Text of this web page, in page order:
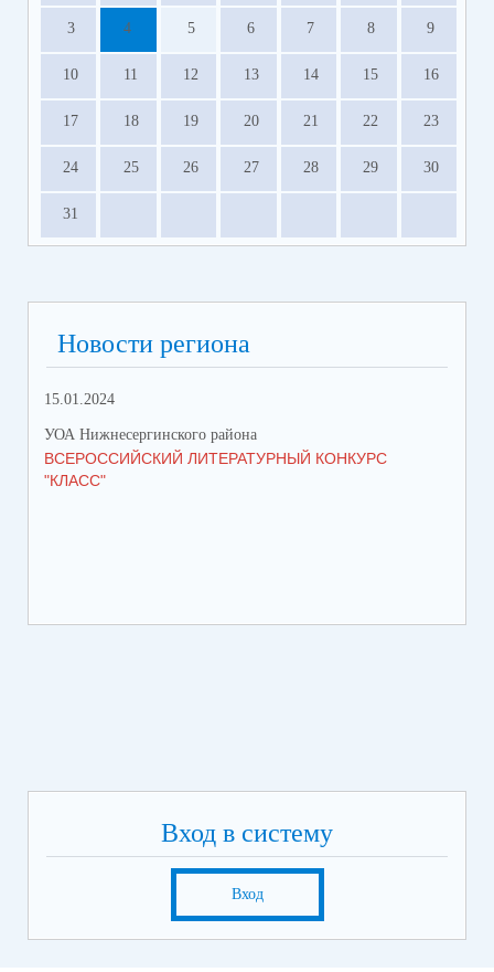
3 4 5 6 7 8 9
10 11 12 13 14 15 16
17 18 19 20 21 22 23
24 25 26 27 28 29 30
31
Новости региона
15.01.2024
УОА Нижнесергинского района
ВСЕРОССИЙСКИЙ ЛИТЕРАТУРНЫЙ КОНКУРС
"КЛАСС"
Вход в систему
Вход